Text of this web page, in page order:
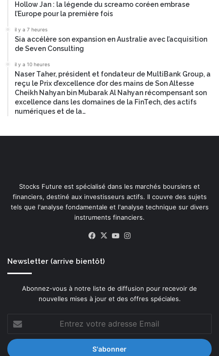
Hollow Jan : la légende du screamo coréen embrase
l’Europe pour la première fois
il y a 7 heures
Sia accélère son expansion en Australie avec l’acquisition
de Seven Consulting
il y a 10 heures
Naser Taher, président et fondateur de MultiBank Group, a
reçu le Prix d’excellence d’or des mains de Son Altesse
Cheikh Nahyan bin Mubarak Al Nahyan récompensant son
excellence dans les domaines de la FinTech, des actifs
numériques et de la…
Stocks Future est spécialisé dans les marchés boursiers et
financiers, destiné aux investisseurs actifs. Il couvre des sujets
tels que l'analyse fondamentale et l'analyse technique sur divers
instruments financiers.
Facebook
X YouTube
Newsletter (arrive bientôt)
Abonnez-vous à notre liste de diffusion pour recevoir de
nouvelles mises à jour et des offres spéciales.
Entrez
votre
adresse
Email